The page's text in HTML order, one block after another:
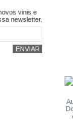
vinis e
newsletter.